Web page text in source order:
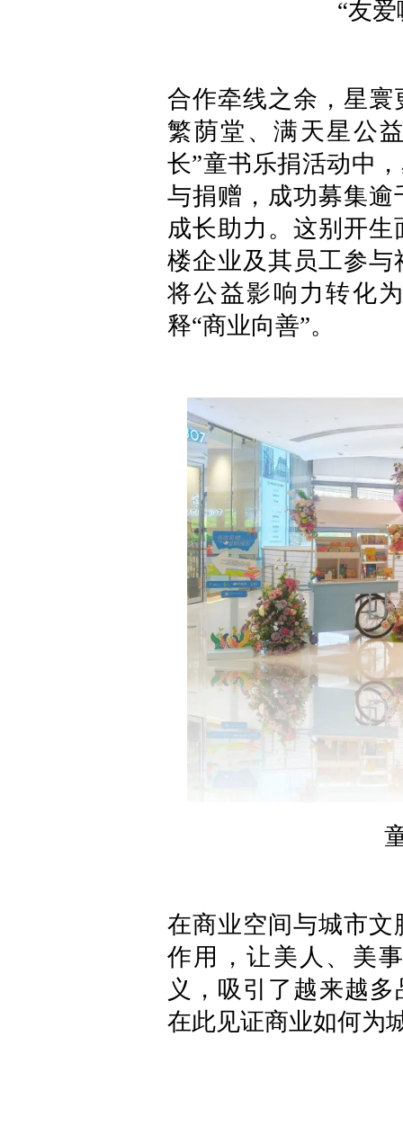
“友
合作牵线之余，星
繁荫堂、满天星公
长”童书乐捐活动中
与捐赠，成功募集
成长助力。这别开
楼企业及其员工参
将公益影响力转化
释“商业向善”。
在商业空间与城市
作用，让美人、美
义，吸引了越来越
在此见证商业如何为